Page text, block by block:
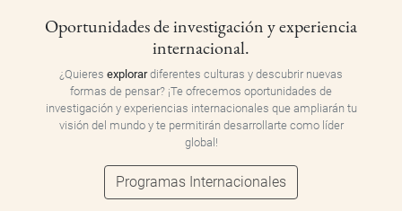
Oportunidades de investigación y experiencia
internacional.
¿Quieres explorardiferentes culturas y descubrir nuevas
formas de pensar? ¡Te ofrecemos oportunidades de
investigación y experiencias internacionales que ampliarán tu
visión del mundo y te permitirán desarrollarte como líder
global!
Programas Internacionales